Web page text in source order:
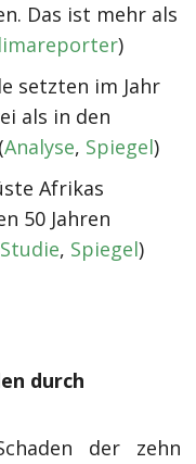
Das ist mehr als
)
setzten im Jahr
als in den
Analyse, Spiegel)
Afrikas
50 Jahren
Studie, Spiegel)
durch
der zehn